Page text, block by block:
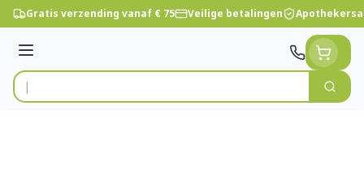
Ga naar de inhoud
Gratis verzending vanaf € 75 Veilige betalingen
Menu
Product, merk, categorie...
Zoek